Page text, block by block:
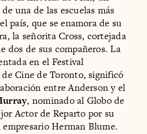
una de las escuelas más
país, que se enamora de su
la señorita Cross, cortejada
dos de sus compañeros. La
en el Festival
Cine de Toronto, significó
entre Anderson y el
, nominado al Globo de
Actor de Reparto por su
empresario Herman Blume.